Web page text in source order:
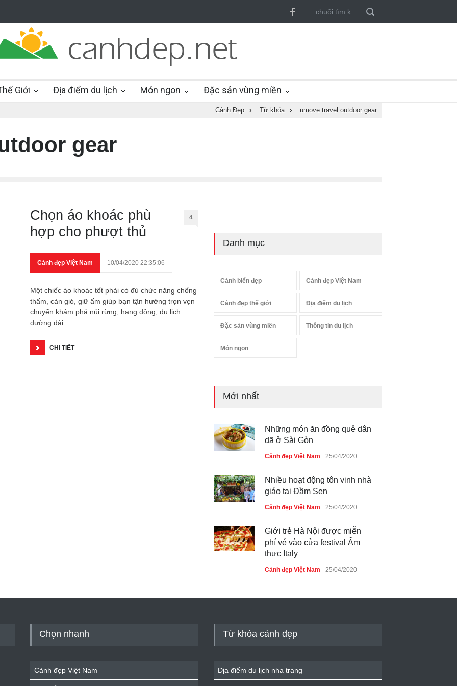
Giới Địa điểm du lịch Món ngon Đặc sản vùng miền
Cảnh Đẹp › Từ khóa › umove travel outdoor gear
gear
Chọn áo khoác phù
hợp cho phượt thủ
4
Cảnh đẹp Việt Nam 10/04/2020 22:35:06
Một chiếc áo khoác tốt phải có đủ chức năng chống
thấm, cản gió, giữ ấm giúp bạn tận hưởng trọn vẹn
chuyến khám phá núi rừng, hang động, du lịch
đường dài.
CHI TIẾT
Danh mục
Cảnh biển đẹp Cảnh đẹp Việt Nam
Cảnh đẹp thế giới Địa điểm du lịch
Đặc sản vùng miền Thông tin du lịch
Món ngon
Mới nhất
Những món ăn đồng quê dân
dã ở Sài Gòn
Cảnh đẹp Việt Nam 25/04/2020
Nhiều hoạt động tôn vinh nhà
giáo tại Đầm Sen
Cảnh đẹp Việt Nam 25/04/2020
Giới trẻ Hà Nội được miễn
phí vé vào cửa festival Ẩm
thực Italy
Cảnh đẹp Việt Nam 25/04/2020
Cảnh đẹp Việt Nam
Chọn nhanh
Cảnh đẹp Việt Nam
Từ khóa cảnh đẹp
Địa điểm du lịch nha trang